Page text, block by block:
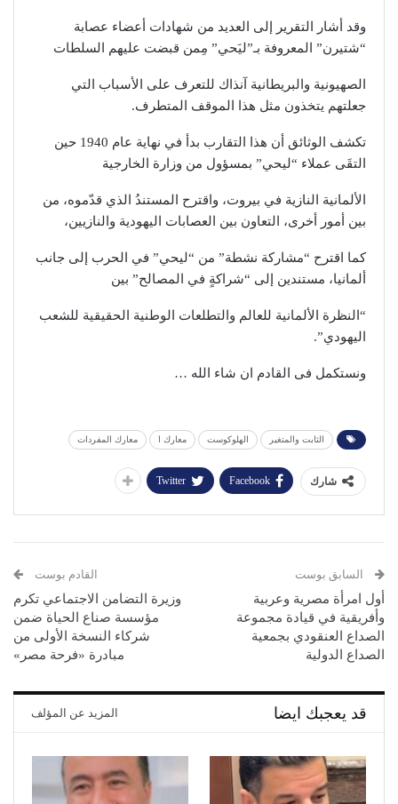
وقد أشار التقرير إلى العديد من شهادات أعضاء عصابة
“شتيرن” المعروفة بـ”ليَحي” مِمن قبضت عليهم السلطات
الصهيونية والبريطانية آنذاك للتعرف على الأسباب التي
جعلتهم يتخذون مثل هذا الموقف المتطرف.
تكشف الوثائق أن هذا التقارب بدأ في نهاية عام 1940 حين
التقَى عملاء “ليحي” بمسؤول من وزارة الخارجية
الألمانية النازية في بيروت، واقترح المستندُ الذي قدّموه، من
بين أمور أخرى، التعاون بين العصابات اليهودية والنازيين،
كما اقترح “مشاركة نشطة” من “ليحي” في الحرب إلى جانب
ألمانيا، مستندين إلى “شراكةٍ في المصالح” بين
“النظرة الألمانية للعالم والتطلعات الوطنية الحقيقية للشعب
اليهودي”.
ونستكمل فى القادم ان شاء الله …
الثابت والمتغير الهلوكوست معارك ا معارك المفردات
شارك Facebook
Twitter
السابق بوست
أول امرأة مصرية وعربية
وأفريقية في قيادة مجموعة
الصداع العنقودي بجمعية
الصداع الدولية
القادم بوست
وزيرة التضامن الاجتماعي تكرم
مؤسسة صناع الحياة ضمن
شركاء النسخة الأولى من
مبادرة «فرحة مصر»
قد يعجبك ايضا المزيد عن المؤلف